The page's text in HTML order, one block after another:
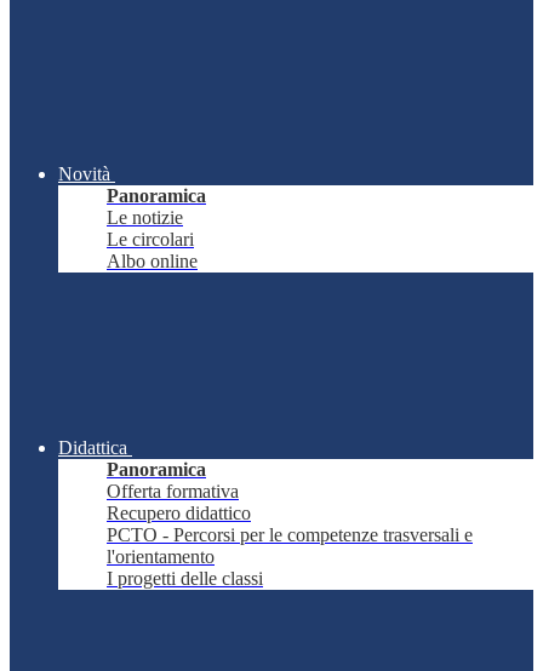
Novità
Panoramica
Le notizie
Le circolari
Albo online
Didattica
Panoramica
Offerta formativa
Recupero didattico
PCTO - Percorsi per le competenze trasversali e
l'orientamento
I progetti delle classi